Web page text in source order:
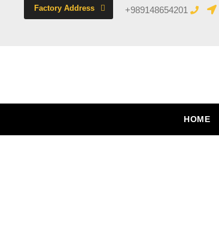
Factory Address +989148654201
HOME